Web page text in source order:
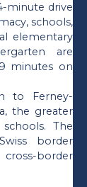
minute drive
schools,
elementary
are
minutes on
to Ferney-
the greater
The
border
border